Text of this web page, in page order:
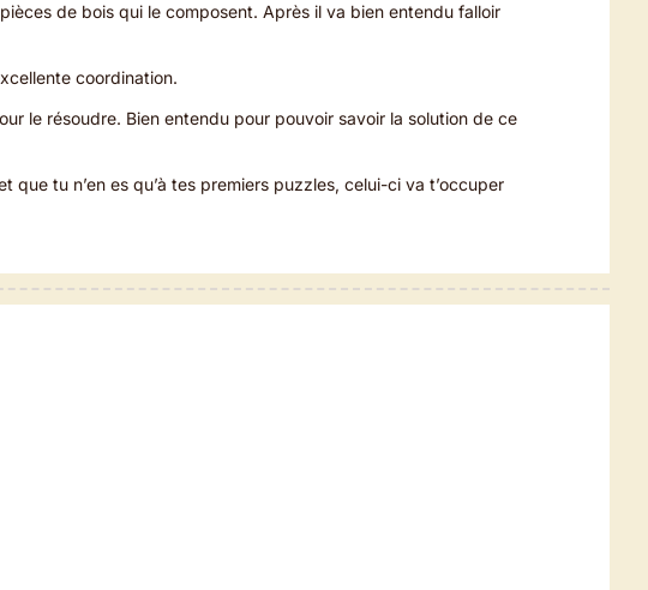
de bois qui le composent. Après il va bien entendu falloir
coordination.
le résoudre. Bien entendu pour pouvoir savoir la solution de ce
tu n’en es qu’à tes premiers puzzles, celui-ci va t’occuper